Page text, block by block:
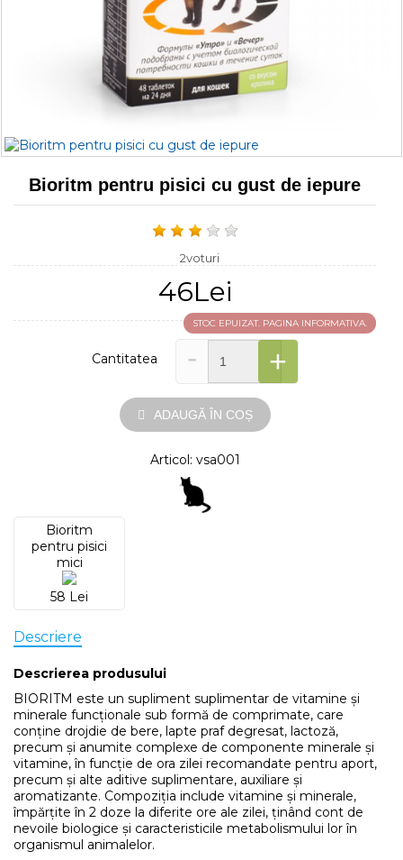
Bioritm pentru pisici cu gust de iepure
2voturi
46Lei
STOC EPUIZAT. PAGINA INFORMATIVA.
Cantitatea - +
ADAUGĂ ÎN COȘ
Articol: vsa001
Bioritm
pentru pisici
mici
58 Lei
Descriere
Descrierea produsului
BIORITM este un supliment suplimentar de vitamine și
minerale funcționale sub formă de comprimate, care
conține drojdie de bere, lapte praf degresat, lactoză,
precum și anumite complexe de componente minerale și
vitamine, în funcție de ora zilei recomandate pentru aport,
precum și alte aditive suplimentare, auxiliare și
aromatizante. Compoziția include vitamine și minerale,
împărțite în 2 doze la diferite ore ale zilei, ținând cont de
nevoile biologice și caracteristicile metabolismului lor în
organismul animalelor.